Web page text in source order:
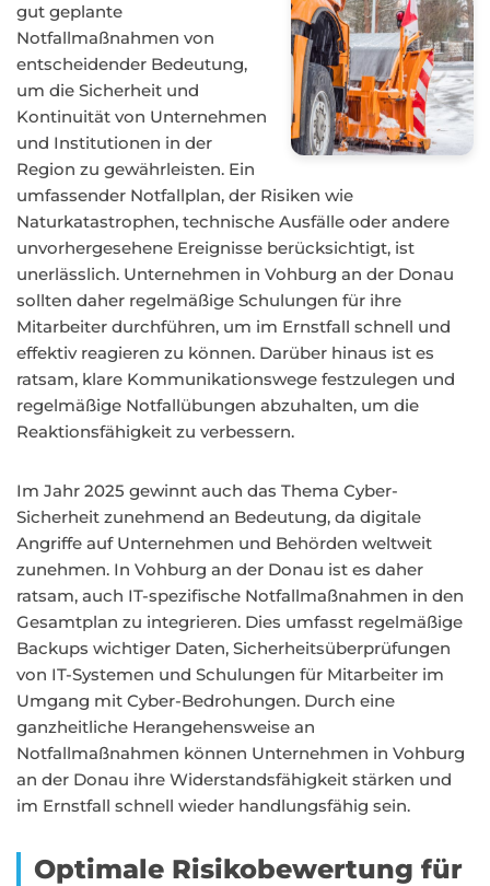
gut geplante
Notfallmaßnahmen von
entscheidender Bedeutung,
um die Sicherheit und
Kontinuität von Unternehmen
und Institutionen in der
Region zu gewährleisten. Ein
umfassender Notfallplan, der Risiken wie
Naturkatastrophen, technische Ausfälle oder andere
unvorhergesehene Ereignisse berücksichtigt, ist
unerlässlich. Unternehmen in Vohburg an der Donau
sollten daher regelmäßige Schulungen für ihre
Mitarbeiter durchführen, um im Ernstfall schnell und
effektiv reagieren zu können. Darüber hinaus ist es
ratsam, klare Kommunikationswege festzulegen und
regelmäßige Notfallübungen abzuhalten, um die
Reaktionsfähigkeit zu verbessern.
Im Jahr 2025 gewinnt auch das Thema Cyber-
Sicherheit zunehmend an Bedeutung, da digitale
Angriffe auf Unternehmen und Behörden weltweit
zunehmen. In Vohburg an der Donau ist es daher
ratsam, auch IT-spezifische Notfallmaßnahmen in den
Gesamtplan zu integrieren. Dies umfasst regelmäßige
Backups wichtiger Daten, Sicherheitsüberprüfungen
von IT-Systemen und Schulungen für Mitarbeiter im
Umgang mit Cyber-Bedrohungen. Durch eine
ganzheitliche Herangehensweise an
Notfallmaßnahmen können Unternehmen in Vohburg
an der Donau ihre Widerstandsfähigkeit stärken und
im Ernstfall schnell wieder handlungsfähig sein.
Optimale Risikobewertung für